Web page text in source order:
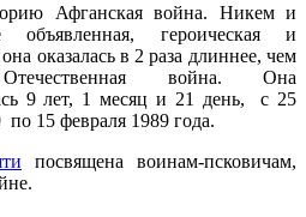
Афганская война. Никем и
героическая и
оказалась в 2 раза длиннее, чем
война. Она
9 лет, 1 месяц и 21 день, с 25
по 15 февраля 1989 года.
посвящена воинам-псковичам,